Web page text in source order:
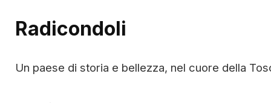
Radicondoli
Un paese di storia e bellezza, nel cuore della